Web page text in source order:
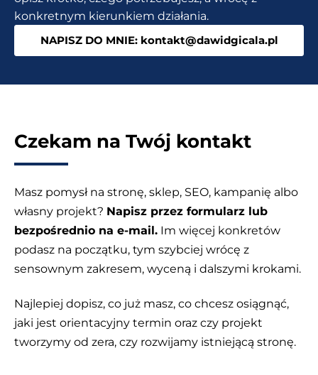
sklepie
konkretnym kierunkiem działania.
NAPISZ DO MNIE: kontakt@dawidgicala.pl
Czekam na Twój kontakt
Masz pomysł na stronę, sklep, SEO, kampanię albo
własny projekt? Napisz przez formularz lub
bezpośrednio na e-mail. Im więcej konkretów
podasz na początku, tym szybciej wrócę z
sensownym zakresem, wyceną i dalszymi krokami.
Najlepiej dopisz, co już masz, co chcesz osiągnąć,
jaki jest orientacyjny termin oraz czy projekt
tworzymy od zera, czy rozwijamy istniejącą stronę.